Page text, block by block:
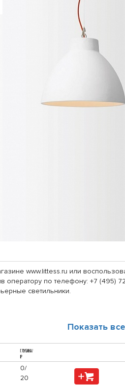
www.littess.ru или
по телефону: +7 (495)
светильники.
Показать все
ГЛУБИНА/
IP
0/
20